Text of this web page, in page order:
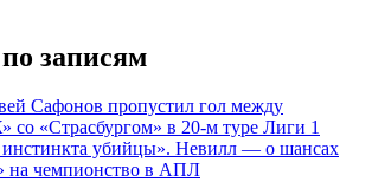
записям
Сафонов пропустил гол между
со «Страсбургом» в 20-м туре Лиги 1
убийцы». Невилл — о шансах
на чемпионство в АПЛ